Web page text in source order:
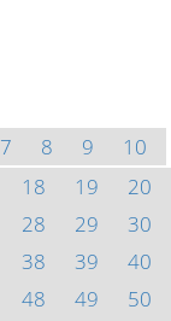
7 8 9
10
18 19
20
28 29
30
38 39
40
48 49
50